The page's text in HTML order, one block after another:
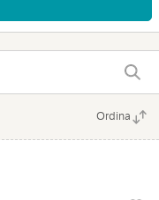
Ordina